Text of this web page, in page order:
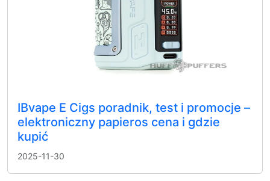
IBvape E Cigs poradnik, test i promocje –
elektroniczny papieros cena i gdzie
kupić
2025-11-30